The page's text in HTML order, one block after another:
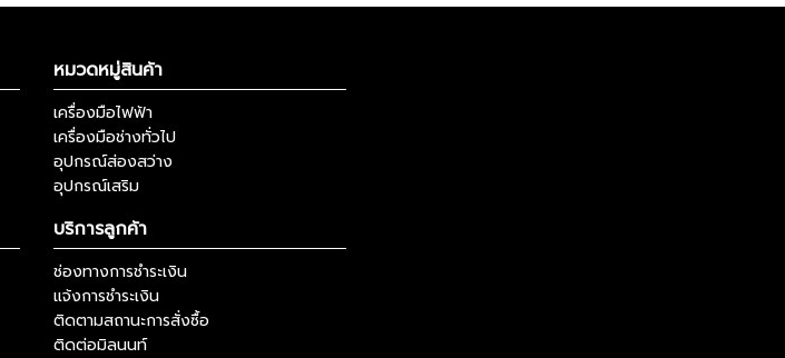
หมวดหมู่สินค้า
เครื่องมือไฟฟ้า
เครื่องมือช่างทั่วไป
อุปกรณ์ส่องสว่าง
อุปกรณ์เสริม
บริการลูกค้า
ช่องทางการชำระเงิน
แจ้งการชำระเงิน
ติดตามสถานะการสั่งซื้อ
ติดต่อมิลนนท์